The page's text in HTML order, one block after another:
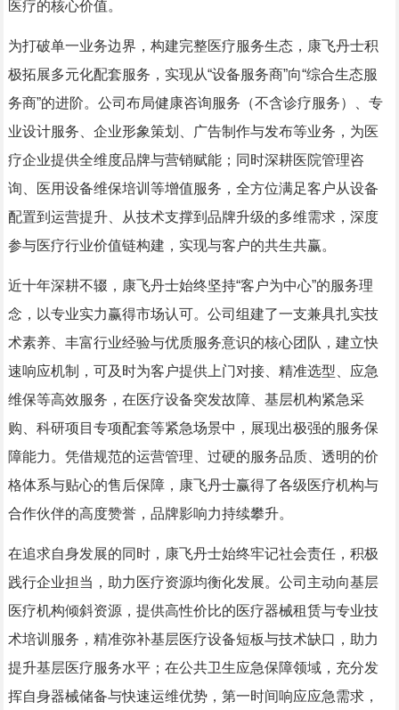
医疗的核心价值。
为打破单一业务边界，构建完整医疗服务生态，康飞丹士积
极拓展多元化配套服务，实现从“设备服务商”向“综合生态服
务商”的进阶。公司布局健康咨询服务（不含诊疗服务）、专
业设计服务、企业形象策划、广告制作与发布等业务，为医
疗企业提供全维度品牌与营销赋能；同时深耕医院管理咨
询、医用设备维保培训等增值服务，全方位满足客户从设备
配置到运营提升、从技术支撑到品牌升级的多维需求，深度
参与医疗行业价值链构建，实现与客户的共生共赢。
近十年深耕不辍，康飞丹士始终坚持“客户为中心”的服务理
念，以专业实力赢得市场认可。公司组建了一支兼具扎实技
术素养、丰富行业经验与优质服务意识的核心团队，建立快
速响应机制，可及时为客户提供上门对接、精准选型、应急
维保等高效服务，在医疗设备突发故障、基层机构紧急采
购、科研项目专项配套等紧急场景中，展现出极强的服务保
障能力。凭借规范的运营管理、过硬的服务品质、透明的价
格体系与贴心的售后保障，康飞丹士赢得了各级医疗机构与
合作伙伴的高度赞誉，品牌影响力持续攀升。
在追求自身发展的同时，康飞丹士始终牢记社会责任，积极
践行企业担当，助力医疗资源均衡化发展。公司主动向基层
医疗机构倾斜资源，提供高性价比的医疗器械租赁与专业技
术培训服务，精准弥补基层医疗设备短板与技术缺口，助力
提升基层医疗服务水平；在公共卫生应急保障领域，充分发
挥自身器械储备与快速运维优势，第一时间响应应急需求，